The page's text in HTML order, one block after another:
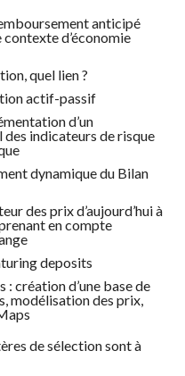
anticipé
d’économie
quel lien ?
actif-passif
d’un
indicateurs de risque
dynamique du Bilan
des prix d’aujourd’hui à
en compte
deposits
création d’une base de
modélisation des prix,
de sélection sont à